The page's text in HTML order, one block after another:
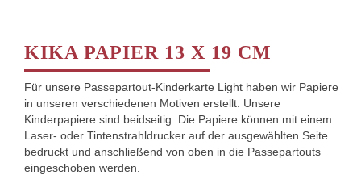
KIKA PAPIER 13 X 19 CM
Für unsere Passepartout-Kinderkarte Light haben wir Papiere
in unseren verschiedenen Motiven erstellt. Unsere
Kinderpapiere sind beidseitig. Die Papiere können mit einem
Laser- oder Tintenstrahldrucker auf der ausgewählten Seite
bedruckt und anschließend von oben in die Passepartouts
eingeschoben werden.